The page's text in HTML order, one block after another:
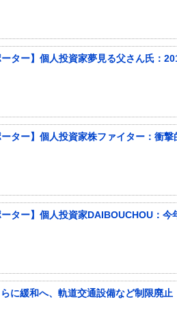
ーター】個人投資家夢見る父さん氏：
ーター】個人投資家株ファイター：衝
ーター】個人投資家DAIBOUCHOU：
に緩和へ、軌道交通設備など制限廃止